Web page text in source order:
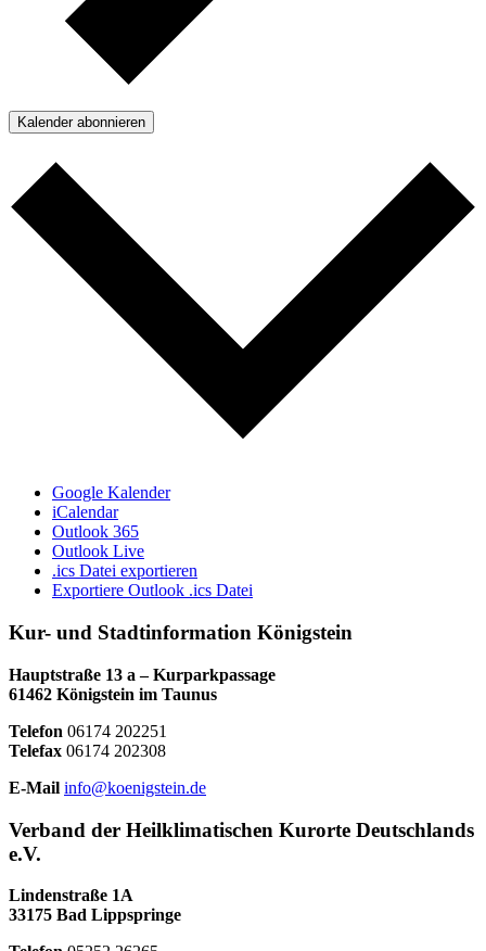
Kalender abonnieren
Google Kalender
iCalendar
Outlook 365
Outlook Live
.ics Datei exportieren
Exportiere Outlook .ics Datei
Kur- und Stadtinformation Königstein
Hauptstraße 13 a – Kurparkpassage
61462 Königstein im Taunus
Telefon 06174 202251
Telefax 06174 202308
E-Mail info@koenigstein.de
Verband der Heilklimatischen Kurorte Deutschlands
e.V.
Lindenstraße 1A
33175 Bad Lippspringe